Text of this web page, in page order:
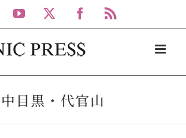
Instagram
YouTube Facebook
中目黒・代官山